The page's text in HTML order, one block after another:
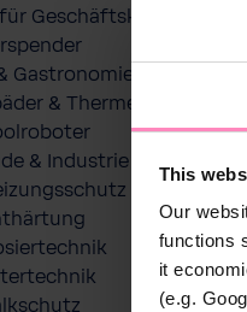
This
Our
functions
it
(e.g.
Geschäftskunden
Gastronomie
& Thermen
& Industrie